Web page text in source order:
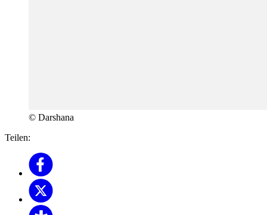
© Darshana
Teilen: